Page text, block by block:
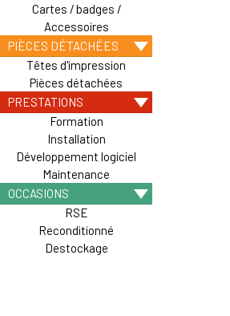
Cartes / badges /
Accessoires
PIÈCES DÉTACHÉES
Têtes d'impression
Pièces détachées
PRESTATIONS
Formation
Installation
Développement logiciel
Maintenance
OCCASIONS
RSE
Reconditionné
Destockage